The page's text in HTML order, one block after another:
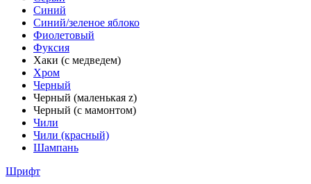
Синий
Синий/зеленое яблоко
Фиолетовый
Фуксия
Хаки (с медведем)
Хром
Черный
Черный (маленькая z)
Черный (с мамонтом)
Чили
Чили (красный)
Шампань
Шрифт